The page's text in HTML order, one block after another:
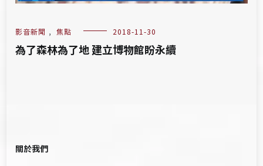
影音新聞 , 焦點 2018-11-30
為了森林為了地 建立博物館盼永續
關於我們